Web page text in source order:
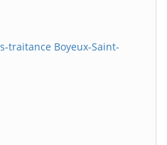
traitance Boyeux-Saint-